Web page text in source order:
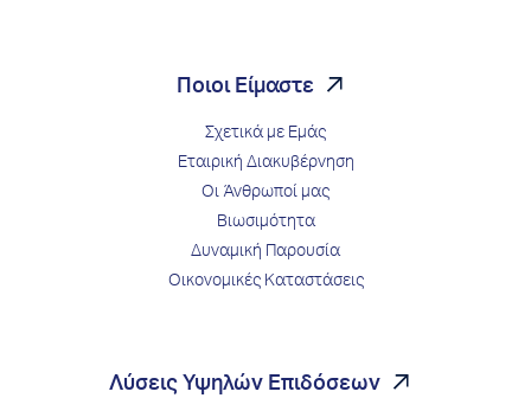
Ποιοι Είμαστε
Σχετικά με Εμάς
Εταιρική Διακυβέρνηση
Οι Άνθρωποί μας
Βιωσιμότητα
Δυναμική Παρουσία
Οικονομικές Καταστάσεις
Λύσεις Υψηλών Επιδόσεων